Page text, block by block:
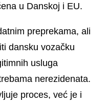
u Danskoj i EU.
preprekama, ali
dansku vozačku
usluga
nerezidenata.
proces, već je i